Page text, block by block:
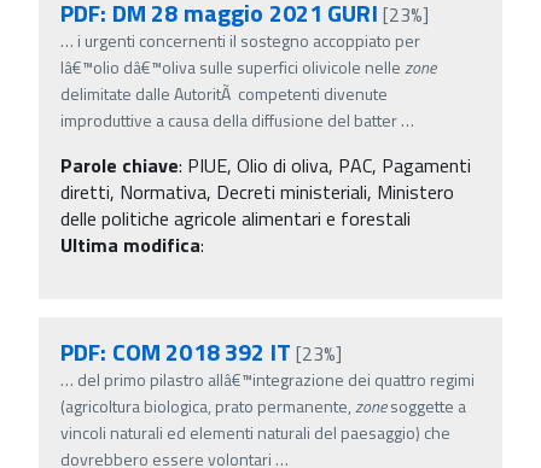
PDF: DM 28 maggio 2021 GURI [23%]
… i urgenti concernenti il sostegno accoppiato per
lâ€™olio dâ€™oliva sulle superfici olivicole nellezone
delimitate dalle AutoritÃ competenti divenute
improduttive a causa della diffusione del batter…
Parole chiave: PIUE, Olio di oliva, PAC, Pagamenti
diretti, Normativa, Decreti ministeriali, Ministero
delle politiche agricole alimentari e forestali
Ultima modifica:
PDF: COM 2018 392 IT [23%]
… del primo pilastro allâ€™integrazione dei quattro regimi
(agricoltura biologica, prato permanente,zonesoggette a
vincoli naturali ed elementi naturali del paesaggio) che
dovrebbero essere volontari …